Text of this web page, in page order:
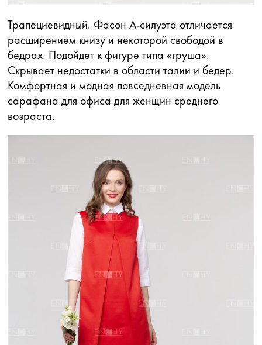
Трапециевидный. Фасон А-силуэта отличается
расширением книзу и некоторой свободой в
бедрах. Подойдет к фигуре типа «груша».
Скрывает недостатки в области талии и бедер.
Комфортная и модная повседневная модель
сарафана для офиса для женщин среднего
возраста.